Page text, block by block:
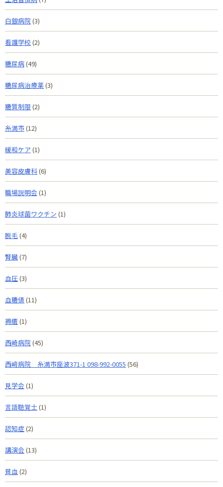
白銀病院 (3)
看護学校 (2)
糖尿病(49)
糖尿病治療薬 (3)
糖質制限 (2)
糸満市(12)
緩和ケア (1)
美容皮膚科(6)
職場説明会 (1)
肺炎球菌ワクチン (1)
脱毛 (4)
腎臓(7)
血圧 (3)
血糖値 (11)
褥瘡(1)
西崎病院 (45)
西﨑病院 糸満市座波371-1 098-992-0055 (56)
見学会 (1)
言語聴覚士(1)
認知症(2)
講演会 (13)
貧血 (2)